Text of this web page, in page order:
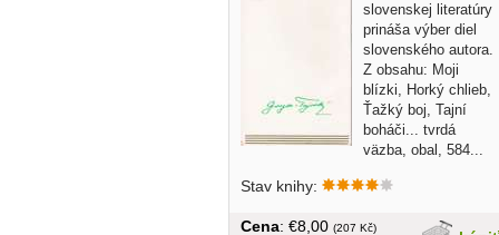
slovenskej literatúry
prináša výber diel
slovenského autora.
Z obsahu: Moji
blízki, Horký chlieb,
Ťažký boj, Tajní
boháči... tvrdá
väzba, obal, 584...
Stav knihy:
Cena: €8,00 (207 Kč)